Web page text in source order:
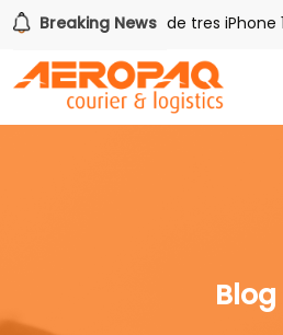
Breaking News
Gana uno de tres iPhone 17
Blog